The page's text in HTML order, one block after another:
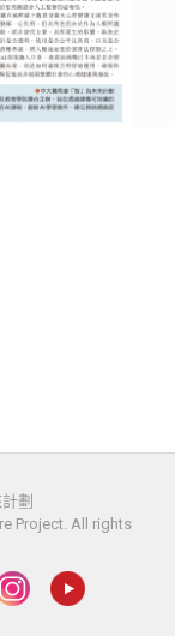
劃
Project. All rights